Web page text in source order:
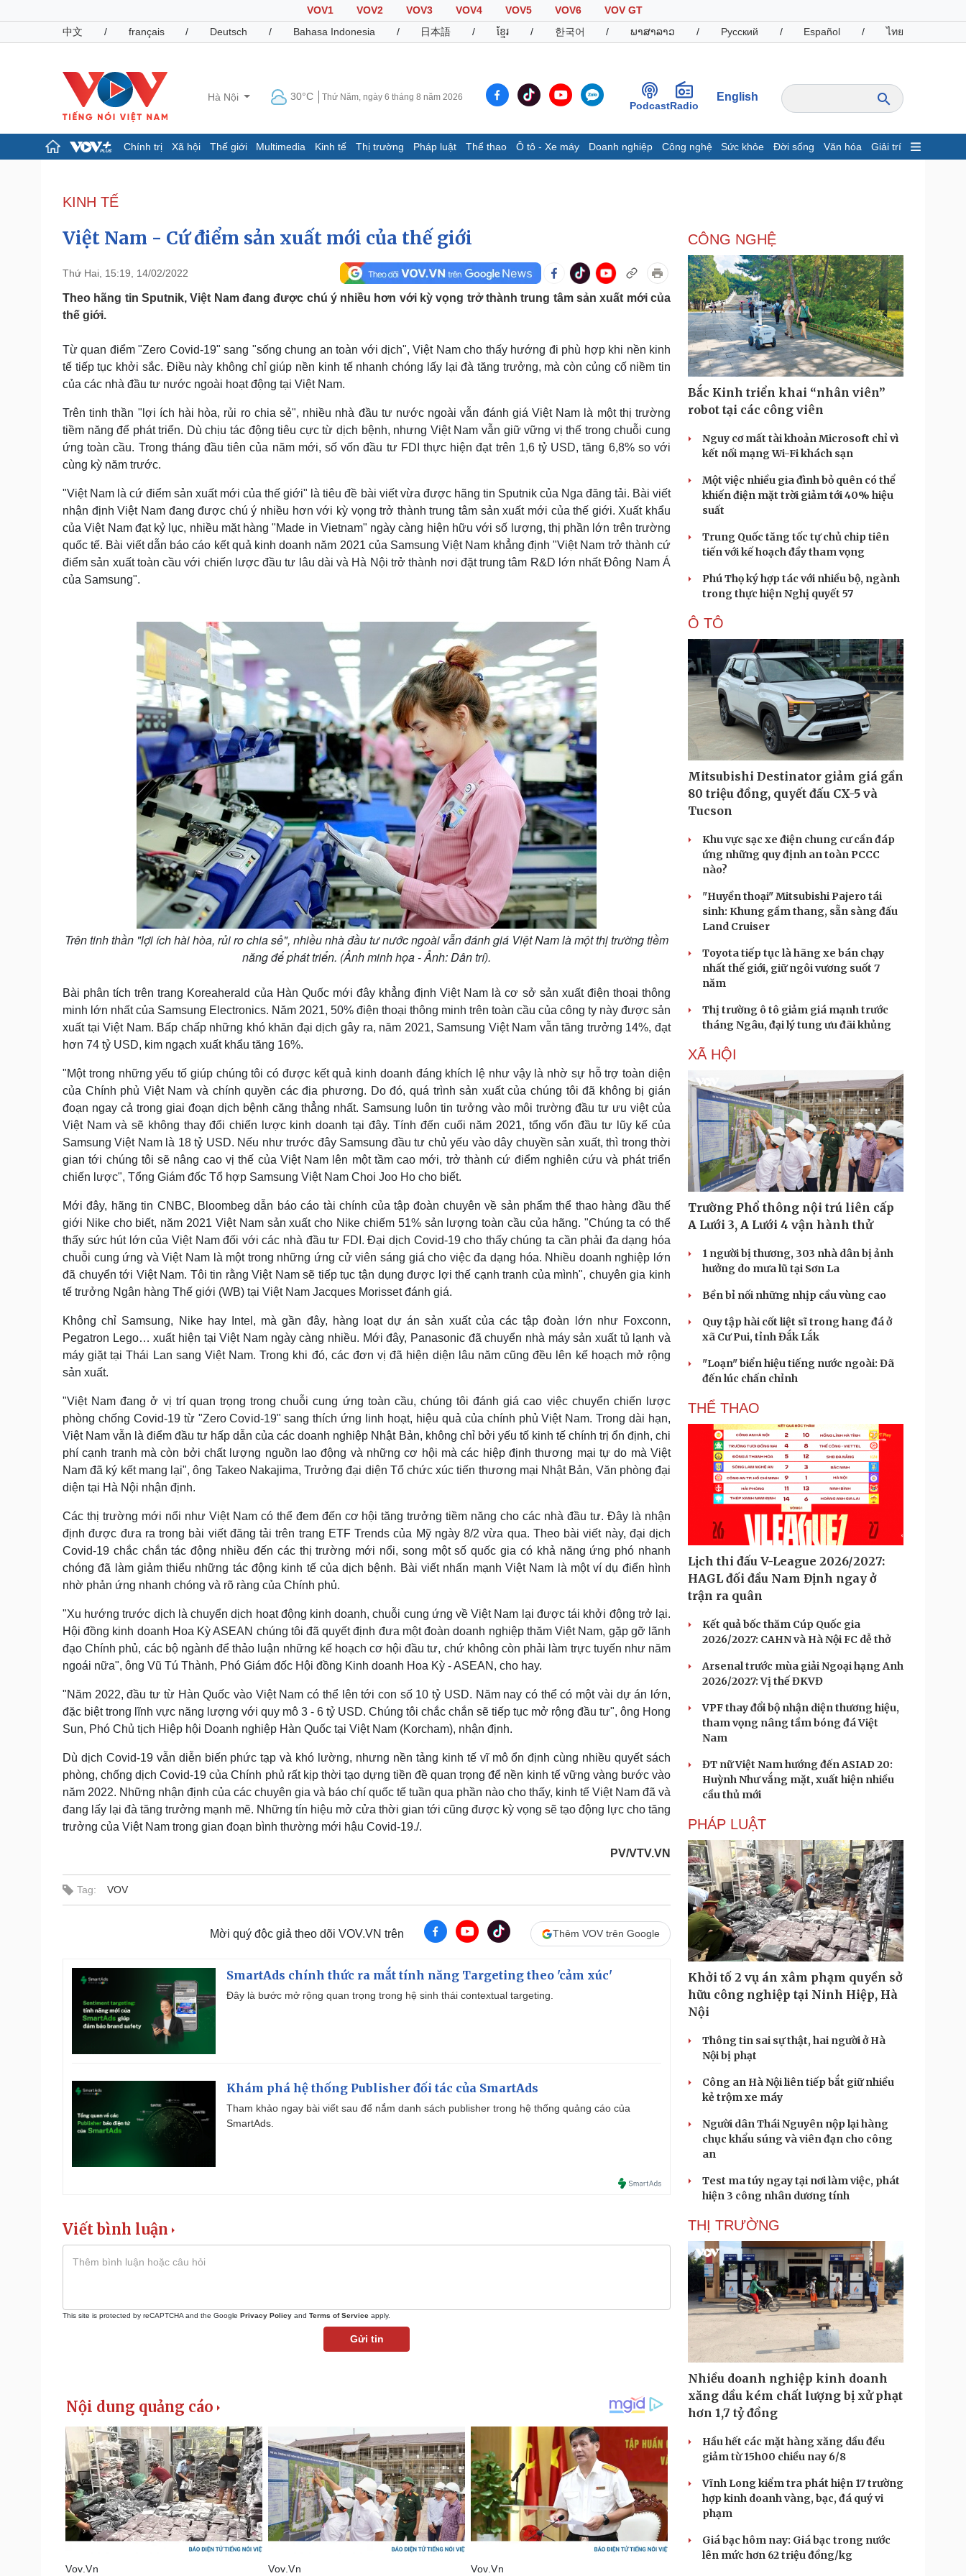
VOV1 VOV2 VOV3 VOV4 VOV5 VOV6
VOV GT
中文
/ français / Deutsch / Bahasa Indonesia / 日本語 / ខ្មែរ / 한국어 / ພາສາລາວ / Русский / Español / ไทย
Hà Nội 30°C Thứ Năm, ngày 6 tháng 8 năm 2026
PodcastRadio
English
Chính trị Xã hội Thế giới Multimedia Kinh tế Thị trường Pháp luật Thể thao Ô tô - Xe máy Doanh nghiệp Công nghệ Sức khỏe Đời sống Văn hóa Giải trí
Đảng
Tổ chức nhân sự
Nhận diện sự thật
Giáo dục
Dấu ấn VOV
Hồ sơ
Giá cà phê
Pháp luật
Vụ án
Tư vấn luật
Quân sự - Quốc phòng
Phân tích
Thể thao
Thế giới thể thao
eSports
Ô tô - Xe máy
Tư vấn
Doanh nghiệp
Thông tin doanh nghiệp
Doanh nghiệp 24h
Doanh nhân
Vì cộng đồng
Công nghệ
Sành điệu
Tin Công nghệ
Trải nghiệm
Chuyển đổi số
Dinh dưỡng - món ngon
Cây thuốc
Sản phụ khoa
Nhi khoa
Làm đẹp - giảm cân
Phòng mạch online
Ăn sạch sống khỏe
Nhà đẹp
Blog
Tình yêu - Gia đình
Sân khấu - Điện ảnh
Văn học
Âm nhạc
Nghệ sĩ
Thời trang
Sao Việt
Tư vấn
Săn Tour
check-in
Podcast
Câu chuyện thời sự
Đọc truyện đêm khuya
Cửa sổ tình yêu
Hạt giống tâm hồn
Cải chính
KINH TẾ
Việt Nam - Cứ điểm sản xuất mới của thế giới
Thứ Hai, 15:19, 14/02/2022
Theo hãng tin Sputnik, Việt Nam đang được chú ý nhiều hơn với kỳ vọng trở thành trung tâm sản xuất mới của
thế giới.
Từ quan điểm "Zero Covid-19" sang "sống chung an toàn với dịch", Việt Nam cho thấy hướng đi phù hợp khi nền kinh
tế tiếp tục khởi sắc. Điều này không chỉ giúp nền kinh tế nhanh chóng lấy lại đà tăng trưởng, mà còn củng cố niềm tin
của các nhà đầu tư nước ngoài hoạt động tại Việt Nam.
Trên tinh thần "lợi ích hài hòa, rủi ro chia sẻ", nhiều nhà đầu tư nước ngoài vẫn đánh giá Việt Nam là một thị trường
tiềm năng để phát triển. Dù chịu tác động tiêu cực từ dịch bệnh, nhưng Việt Nam vẫn giữ vững vị thế trong chuỗi cung
ứng toàn cầu. Trong tháng đầu tiên của năm mới, số vốn đầu tư FDI thực hiện đạt trên 1,6 tỷ USD, tăng 6,8% so với
cùng kỳ năm trước.
"Việt Nam là cứ điểm sản xuất mới của thế giới" là tiêu đề bài viết vừa được hãng tin Sputnik của Nga đăng tải. Bài viết
nhận định Việt Nam đang được chú ý nhiều hơn với kỳ vọng trở thành trung tâm sản xuất mới của thế giới. Xuất khẩu
của Việt Nam đạt kỷ lục, nhiều mặt hàng "Made in Vietnam" ngày càng hiện hữu với số lượng, thị phần lớn trên trường
quốc tế. Bài viết dẫn báo cáo kết quả kinh doanh năm 2021 của Samsung Việt Nam khẳng định "Việt Nam trở thành cứ
điểm sản xuất toàn cầu với chiến lược đầu tư lâu dài và Hà Nội trở thành nơi đặt trung tâm R&D lớn nhất Đông Nam Á
của Samsung".
Trên tinh thần "lợi ích hài hòa, rủi ro chia sẻ", nhiều nhà đầu tư nước ngoài vẫn đánh giá Việt Nam là một thị trường tiềm
năng để phát triển. (Ảnh minh họa - Ảnh: Dân trí).
Bài phân tích trên trang Koreaherald của Hàn Quốc mới đây khẳng định Việt Nam là cơ sở sản xuất điện thoại thông
minh lớn nhất của Samsung Electronics. Năm 2021, 50% điện thoại thông minh trên toàn cầu của công ty này được sản
xuất tại Việt Nam. Bấp chấp những khó khăn đại dịch gây ra, năm 2021, Samsung Việt Nam vẫn tăng trưởng 14%, đạt
hơn 74 tỷ USD, kim ngạch xuất khẩu tăng 16%.
"Một trong những yếu tố giúp chúng tôi có được kết quả kinh doanh đáng khích lệ như vậy là nhờ sự hỗ trợ toàn diện
của Chính phủ Việt Nam và chính quyền các địa phương. Do đó, quá trình sản xuất của chúng tôi đã không bị gián
đoạn ngay cả trong giai đoạn dịch bệnh căng thẳng nhất. Samsung luôn tin tưởng vào môi trường đầu tư ưu việt của
Việt Nam và sẽ không thay đổi chiến lược kinh doanh tại đây. Tính đến cuối năm 2021, tổng vốn đầu tư lũy kế của
Samsung Việt Nam là 18 tỷ USD. Nếu như trước đây Samsung đầu tư chủ yếu vào dây chuyền sản xuất, thì trong thời
gian tới chúng tôi sẽ nâng cao vị thế của Việt Nam lên một tầm cao mới, trở thành cứ điểm nghiên cứu và phát triển
chiến lược", Tổng Giám đốc Tổ hợp Samsung Việt Nam Choi Joo Ho cho biết.
Mới đây, hãng tin CNBC, Bloombeg dẫn báo cáo tài chính của tập đoàn chuyên về sản phẩm thể thao hàng đầu thế
giới Nike cho biết, năm 2021 Việt Nam sản xuất cho Nike chiếm 51% sản lượng toàn cầu của hãng. "Chúng ta có thể
thấy sức hút lớn của Việt Nam đối với các nhà đầu tư FDI. Đại dịch Covid-19 cho thấy chúng ta cần phải đa dạng hóa
chuỗi cung ứng và Việt Nam là một trong những ứng cử viên sáng giá cho việc đa dạng hóa. Nhiều doanh nghiệp lớn
đã chuyển tới Việt Nam. Tôi tin rằng Việt Nam sẽ tiếp tục tận dụng được lợi thế cạnh tranh của mình", chuyên gia kinh
tế trưởng Ngân hàng Thế giới (WB) tại Việt Nam Jacques Morisset đánh giá.
Không chỉ Samsung, Nike hay Intel, mà gần đây, hàng loạt dự án sản xuất của các tập đoàn lớn như Foxconn,
Pegatron Lego… xuất hiện tại Việt Nam ngày càng nhiều. Mới đây, Panasonic đã chuyển nhà máy sản xuất tủ lạnh và
máy giặt tại Thái Lan sang Việt Nam. Trong khi đó, các đơn vị đã hiện diện lâu năm cũng đều lên kế hoạch mở rộng
sản xuất.
"Việt Nam đang ở vị trí quan trọng trong chuỗi cung ứng toàn cầu, chúng tôi đánh giá cao việc chuyển chiến lược
phòng chống Covid-19 từ "Zero Covid-19" sang thích ứng linh hoạt, hiệu quả của chính phủ Việt Nam. Trong dài hạn,
Việt Nam vẫn là điểm đầu tư hấp dẫn của các doanh nghiệp Nhật Bản, không chỉ bởi yếu tố kinh tế chính trị ổn định, chi
phí cạnh tranh mà còn bởi chất lượng nguồn lao động và những cơ hội mà các hiệp định thương mại tự do mà Việt
Nam đã ký kết mang lại", ông Takeo Nakajima, Trưởng đại diện Tổ chức xúc tiến thương mại Nhật Bản, Văn phòng đại
diện tại Hà Nội nhận định.
Các thị trường mới nổi như Việt Nam có thể đem đến cơ hội tăng trưởng tiềm năng cho các nhà đầu tư. Đây là nhận
định được đưa ra trong bài viết đăng tải trên trang ETF Trends của Mỹ ngày 8/2 vừa qua. Theo bài viết này, đại dịch
Covid-19 chắc chắn tác động nhiều đến các thị trường mới nổi, song một số quốc gia có khả năng ứng phó nhanh
chóng đã làm giảm thiểu những tác động kinh tế của dịch bệnh. Bài viết nhấn mạnh Việt Nam là một ví dụ điển hình
nhờ phản ứng nhanh chóng và rõ ràng của Chính phủ.
"Xu hướng trước dịch là chuyển dịch hoạt động kinh doanh, chuỗi cung ứng về Việt Nam lại được tái khởi động trở lại.
Hội đồng kinh doanh Hoa Kỳ ASEAN chúng tôi đã quyết định đưa một đoàn doanh nghiệp thăm Việt Nam, gặp gỡ lãnh
đạo Chính phủ, các bộ ngành để thảo luận những kế hoạch cơ hội đầu tư, chứ không còn phải làm trực tuyến như năm
ngoái nữa", ông Vũ Tú Thành, Phó Giám đốc Hội đồng Kinh doanh Hoa Kỳ - ASEAN, cho hay.
"Năm 2022, đầu tư từ Hàn Quốc vào Việt Nam có thể lên tới con số 10 tỷ USD. Năm nay có thể có một vài dự án lớn,
đặc biệt trong lĩnh vực năng lượng với quy mô 3 - 6 tỷ USD. Chúng tôi chắc chắn sẽ tiếp tục mở rộng đầu tư", ông Hong
Sun, Phó Chủ tịch Hiệp hội Doanh nghiệp Hàn Quốc tại Việt Nam (Korcham), nhận định.
Dù dịch Covid-19 vẫn diễn biến phức tạp và khó lường, nhưng nền tảng kinh tế vĩ mô ổn định cùng nhiều quyết sách
phòng, chống dịch Covid-19 của Chính phủ rất kịp thời tạo dựng tiền đề quan trọng để nền kinh tế vững vàng bước vào
năm 2022. Những nhận định của các chuyên gia và báo chí quốc tế tuần qua phần nào cho thấy, kinh tế Việt Nam đã và
đang lấy lại đà tăng trưởng mạnh mẽ. Những tín hiệu mở cửa thời gian tới cũng được kỳ vọng sẽ tạo động lực cho tăng
trưởng của Việt Nam trong gian đoạn bình thường mới hậu Covid-19./.
PV/VTV.VN
Tag: VOV
Mời quý độc giả theo dõi VOV.VN trên Thêm VOV trên Google
SmartAds chính thức ra mắt tính năng Targeting theo 'cảm xúc'
Đây là bước mở rộng quan trọng trong hệ sinh thái contextual targeting.
Khám phá hệ thống Publisher đối tác của SmartAds
Tham khảo ngay bài viết sau để nắm danh sách publisher trong hệ thống quảng cáo của
SmartAds.
Viết bình luận
This site is protected by reCAPTCHA and the Google Privacy Policy and Terms of Service apply.
Gửi tin
CÔNG NGHỆ
Bắc Kinh triển khai “nhân viên”
robot tại các công viên
Nguy cơ mất tài khoản Microsoft chỉ vì
kết nối mạng Wi-Fi khách sạn
Một việc nhiều gia đình bỏ quên có thể
khiến điện mặt trời giảm tới 40% hiệu
suất
Trung Quốc tăng tốc tự chủ chip tiên
tiến với kế hoạch đầy tham vọng
Phú Thọ ký hợp tác với nhiều bộ, ngành
trong thực hiện Nghị quyết 57
Ô TÔ
Mitsubishi Destinator giảm giá gần
80 triệu đồng, quyết đấu CX-5 và
Tucson
Khu vực sạc xe điện chung cư cần đáp
ứng những quy định an toàn PCCC
nào?
"Huyền thoại" Mitsubishi Pajero tái
sinh: Khung gầm thang, sẵn sàng đấu
Land Cruiser
Toyota tiếp tục là hãng xe bán chạy
nhất thế giới, giữ ngôi vương suốt 7
năm
Thị trường ô tô giảm giá mạnh trước
tháng Ngâu, đại lý tung ưu đãi khủng
XÃ HỘI
Trường Phổ thông nội trú liên cấp
A Lưới 3, A Lưới 4 vận hành thử
1 người bị thương, 303 nhà dân bị ảnh
hưởng do mưa lũ tại Sơn La
Bền bỉ nối những nhịp cầu vùng cao
Quy tập hài cốt liệt sĩ trong hang đá ở
xã Cư Pui, tỉnh Đắk Lắk
"Loạn" biển hiệu tiếng nước ngoài: Đã
đến lúc chấn chỉnh
THỂ THAO
Lịch thi đấu V-League 2026/2027:
HAGL đối đầu Nam Định ngay ở
trận ra quân
Kết quả bốc thăm Cúp Quốc gia
2026/2027: CAHN và Hà Nội FC dễ thở
Arsenal trước mùa giải Ngoại hạng Anh
2026/2027: Vị thế ĐKVĐ
VPF thay đổi bộ nhận diện thương hiệu,
tham vọng nâng tầm bóng đá Việt
Nam
ĐT nữ Việt Nam hướng đến ASIAD 20:
Huỳnh Như vắng mặt, xuất hiện nhiều
cầu thủ mới
PHÁP LUẬT
Khởi tố 2 vụ án xâm phạm quyền sở
hữu công nghiệp tại Ninh Hiệp, Hà
Nội
Thông tin sai sự thật, hai người ở Hà
Nội bị phạt
Công an Hà Nội liên tiếp bắt giữ nhiều
kẻ trộm xe máy
Người dân Thái Nguyên nộp lại hàng
chục khẩu súng và viên đạn cho công
an
Test ma túy ngay tại nơi làm việc, phát
hiện 3 công nhân dương tính
THỊ TRƯỜNG
Nhiều doanh nghiệp kinh doanh
xăng dầu kém chất lượng bị xử phạt
hơn 1,7 tỷ đồng
Hầu hết các mặt hàng xăng dầu đều
giảm từ 15h00 chiều nay 6/8
Vĩnh Long kiểm tra phát hiện 17 trường
hợp kinh doanh vàng, bạc, đá quý vi
phạm
Giá bạc hôm nay: Giá bạc trong nước
lên mức hơn 62 triệu đồng/kg